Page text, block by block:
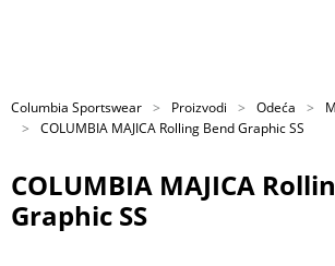
Columbia Sportswear Proizvodi Odeća
COLUMBIA MAJICA Rolling Bend Graphic SS
COLUMBIA MAJICA
Graphic SS